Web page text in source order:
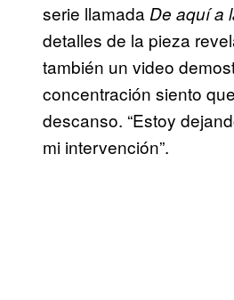
serie llamada De aquí a
detalles de la pieza
también un video
concentración siento
descanso. “Estoy
mi intervención”.